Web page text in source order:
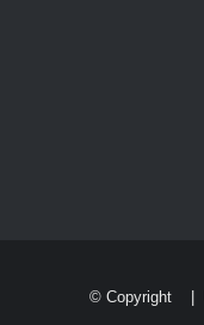
© Copyright